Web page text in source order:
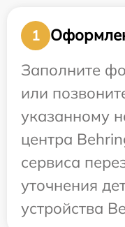
1
Заполните
или
указанному
центра
сервиса
уточнения
устройства